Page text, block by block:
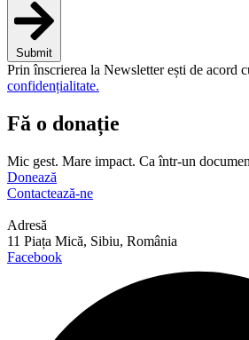
Submit
Prin înscrierea la Newsletter ești de acord
confidențialitate.
Fă o donație
Mic gest. Mare impact. Ca într-un
Donează
Contactează-ne
Adresă
11 Piața Mică, Sibiu, România
Facebook